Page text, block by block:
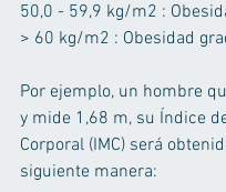
50,0 - 59,9 kg/m2 :
> 60 kg/m2 : Obesidad
Por ejemplo, un hombre
y mide 1,68 m, su Índice
Corporal (IMC) será
siguiente manera: